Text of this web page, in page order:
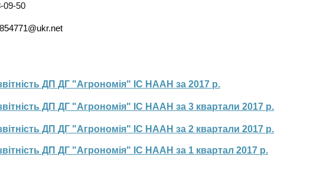
09-50
ДП ДГ "Агрономія" ІС НААН за 2017 р.
ДП ДГ "Агрономія" ІС НААН за 3 квартали 2017 р.
ДП ДГ "Агрономія" ІС НААН за 2 квартали 2017 р.
ДП ДГ "Агрономія" ІС НААН за 1 квартал 2017 р.